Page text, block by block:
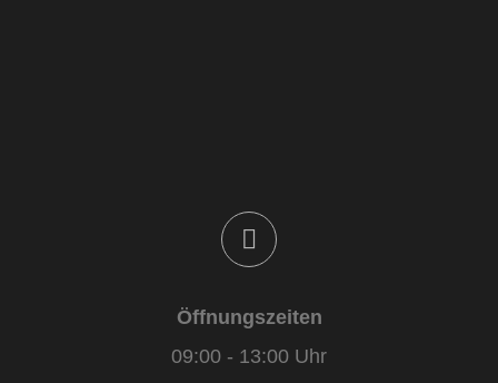
Öffnungszeiten
09:00 - 13:00 Uhr